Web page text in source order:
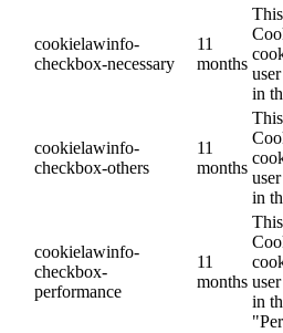
cookielawinfo-
checkbox-necessary
11
months
in
cookielawinfo-
checkbox-others
11
months
in
cookielawinfo-
checkbox-
performance
11
months
in